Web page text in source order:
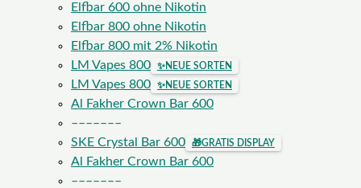
Elfbar 600 ohne Nikotin
Elfbar 800 ohne Nikotin
Elfbar 800 mit 2% Nikotin
LM Vapes 800
✨NEUE SORTEN
LM Vapes 800 ✨NEUE SORTEN
Al Fakher Crown Bar 600
–––––––
SKE Crystal Bar 600
🎁GRATIS DISPLAY
Al Fakher Crown Bar 600
–––––––